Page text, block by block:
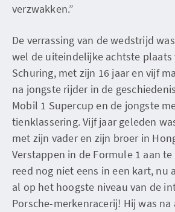
verzwakken.”
De verrassing van de wedstrijd
wel de uiteindelijke achtste plaats
Schuring, met zijn 16 jaar en vijf
na jongste rijder in de
Mobil 1 Supercup en de jongste
tienklassering. Vijf jaar geleden
met zijn vader en zijn broer in
Verstappen in de Formule 1 aan
reed nog niet eens in een kart, nu
al op het hoogste niveau van de
Porsche-merkenracerij! Hij was